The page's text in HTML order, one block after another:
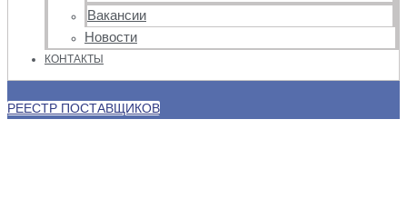
Вакансии
Новости
КОНТАКТЫ
РЕЕСТР ПОСТАВЩИКОВ